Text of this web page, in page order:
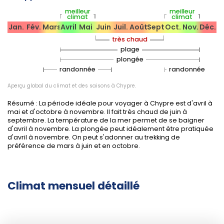
Privilégiez des vêtements légers, une protection
solaire et de l'eau en quantité, notamment lors des
randonnées estivales. En montagne, une veste légère
reste utile le soir.
En montagne et sur les sites naturels sensibles
comme la péninsule d'Akamas, restez sur les sentiers
balisés afin de préserver la flore locale et la
Fêtes, événements et saisons
touristiques
Festival des Eaux (Kataklysmos)
célébration traditionnelle à Larnaca.
meilleur
climat
meilleur
climat
Jan. Fév. MarsAvril Mai Juin Juil. AoûtSept.Oct. Nov. Déc.
très chaud
plage
plongée
randonnée
randonnée
Aperçu global du climat et des saisons à Chypre.
Résumé : La période idéale pour voyager à Chypre est d'avril à
mai et d'octobre à novembre. Il fait très chaud de juin à
septembre. La température de la mer permet de se baigner
d'avril à novembre. La plongée peut idéalement être pratiquée
d'avril à novembre. On peut s'adonner au trekking de
préférence de mars à juin et en octobre.
Climat mensuel détaillé